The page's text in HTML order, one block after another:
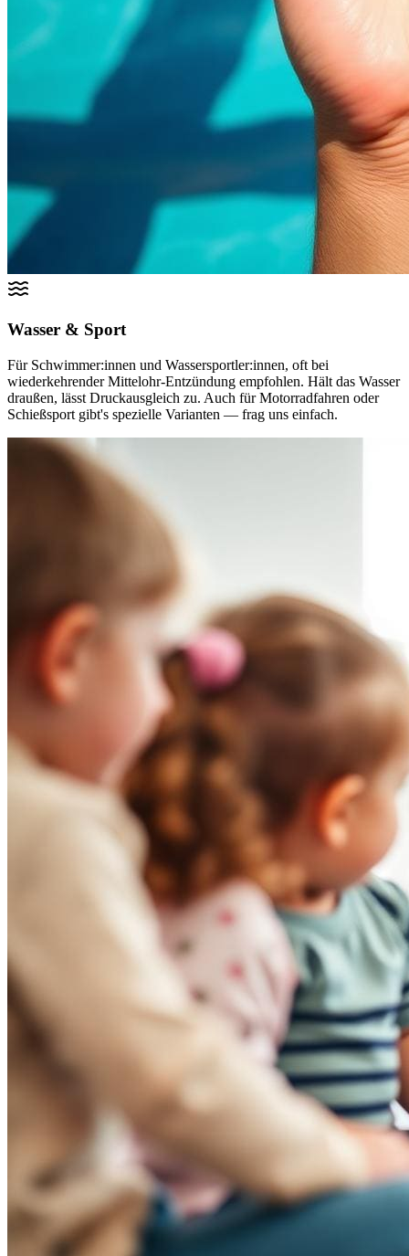
Wasser & Sport
Für Schwimmer:innen und Wassersportler:innen, oft bei
wiederkehrender Mittelohr-Entzündung empfohlen. Hält das Wasser
draußen, lässt Druckausgleich zu. Auch für Motorradfahren oder
Schießsport gibt's spezielle Varianten — frag uns einfach.